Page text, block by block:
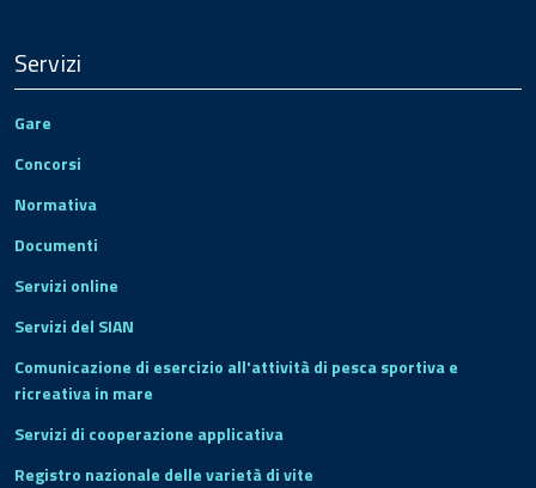
Servizi
Gare
Concorsi
Normativa
Documenti
Servizi online
Servizi del SIAN
Comunicazione di esercizio all'attività di pesca sportiva e
ricreativa in mare
Servizi di cooperazione applicativa
Registro nazionale delle varietà di vite